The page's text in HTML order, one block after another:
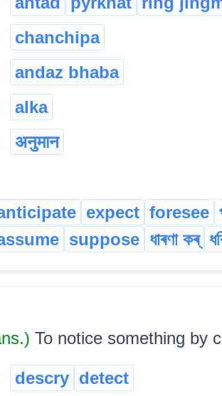
chanchipa
andaz bhaba
alka
अनुमान
expect foresee
suppose ধাৰণা কৰ্
To notice something by
descry detect